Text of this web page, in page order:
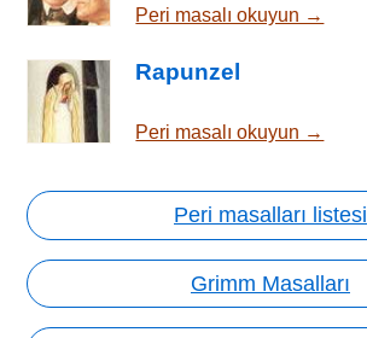
Peri masalı okuyun →
Rapunzel
Peri masalı okuyun →
Peri masalları listesi
Grimm Masalları